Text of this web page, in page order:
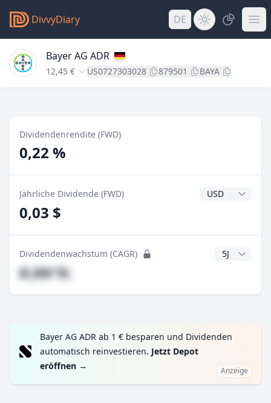
DivvyDiary DE
Bayer AG ADR
12,45 € US0727303028 879501 BAYA
Dividendenrendite (FWD)
0,22 %
Jährliche Dividende (FWD)
0,03 $
Dividendenwachstum (CAGR) CAGR Jahre
#,## %
Bayer AG ADR ab 1 € besparen und Dividenden
automatisch reinvestieren. Jetzt Depot
eröffnen → Anzeige